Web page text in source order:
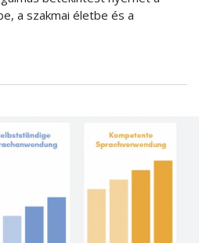
a szakmai életbe és a